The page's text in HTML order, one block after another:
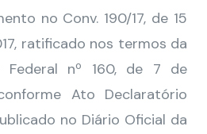
no Conv. 190/17, de 15
ratificado nos termos da
Federal nº 160, de 7 de
Ato Declaratório
no Diário Oficial da